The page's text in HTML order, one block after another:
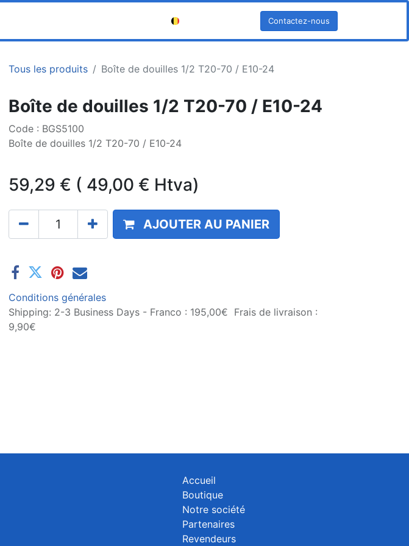
Contactez-nous
Tous les produits Boîte de douilles 1/2 T20-70 / E10-24
Boîte de douilles 1/2 T20-70 / E10-24
Code : BGS5100
Boîte de douilles 1/2 T20-70 / E10-24
59,29 € ( 49,00 € Htva)
AJOUTER AU PANIER
Conditions générales
Shipping: 2-3 Business Days - Franco : 195,00€ Frais de livraison :
9,90€
Accueil
Boutique
Notre société
Partenaires
Revendeurs